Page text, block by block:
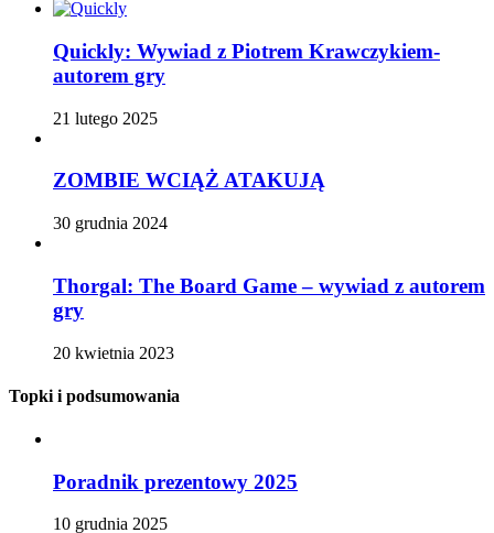
Quickly: Wywiad z Piotrem Krawczykiem-
autorem gry
21 lutego 2025
ZOMBIE WCIĄŻ ATAKUJĄ
30 grudnia 2024
Thorgal: The Board Game – wywiad z autorem
gry
20 kwietnia 2023
Topki i podsumowania
Poradnik prezentowy 2025
10 grudnia 2025